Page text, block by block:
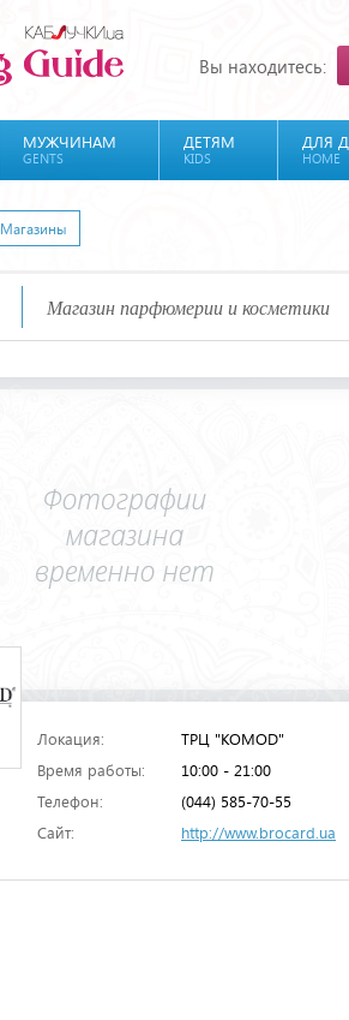
Вы находитесь:
МУЖЧИНАМ
GENTS
ДЕТЯМ
KIDS
ДЛЯ
HOME
Магазины
Магазин парфюмерии и косметики
Локация:
ТРЦ "KOMOD"
Время работы:
10:00 - 21:00
Телефон:
(044) 585-70-55
Сайт:
http://www.brocard.ua